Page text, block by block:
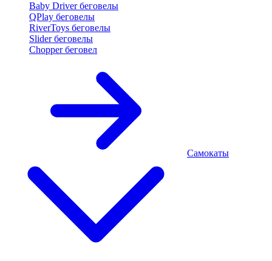
Baby Driver беговелы
QPlay беговелы
RiverToys беговелы
Slider беговелы
Chopper беговел
Самокаты